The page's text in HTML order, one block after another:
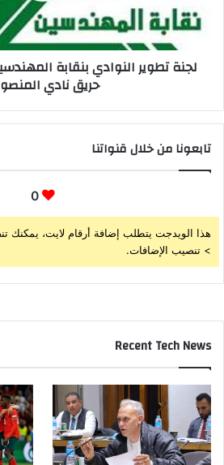
لجنة تطوير النوادي بنقابة
حريق نادي
تابعونا من خلال قنواتنا
0
هذا الويدجت يتطلب إضافة أرقام لايت، يمكنك
> تنصيب الإضافات.
Recent Tech News